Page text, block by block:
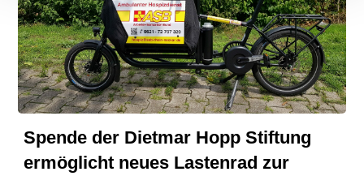
Spende der Dietmar Hopp Stiftung
ermöglicht neues Lastenrad zur